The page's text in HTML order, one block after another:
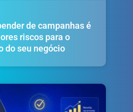
de campanhas é
riscos para o
do seu negócio